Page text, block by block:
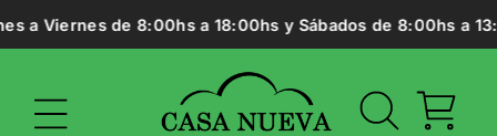
directamente
al contenido
a Viernes de 8:00hs a 18:00hs y Sábados de 8:00hs a
Carrito